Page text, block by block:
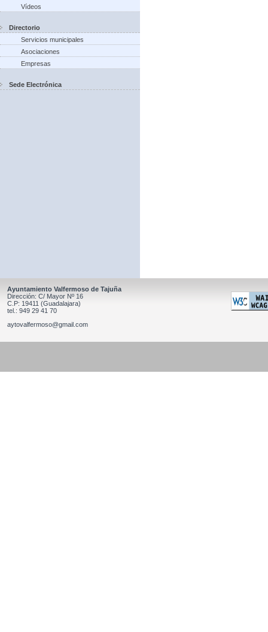
Vídeos
Directorio
Servicios municipales
Asociaciones
Empresas
Sede Electrónica
Ayuntamiento Valfermoso de Tajuña
Dirección: C/ Mayor Nº 16
C.P: 19411 (Guadalajara)
tel.: 949 29 41 70
aytovalfermoso@gmail.com